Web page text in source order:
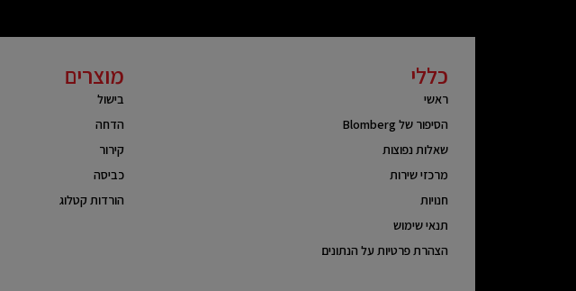
כללי
ראשי
הסיפור של Blomberg
שאלות נפוצות
מרכזי שירות
חנויות
תנאי שימוש
הצהרת פרטיות על הנתונים
מוצרים
בישול
הדחה
קירור
כביסה
הורדות קטלוג